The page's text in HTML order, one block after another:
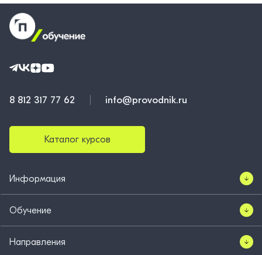
8 812 317 77 62 info@provodnik.ru
Каталог курсов
Информация
Обучение
Направления